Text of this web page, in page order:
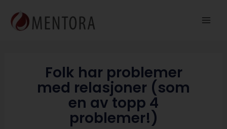
rett
Folk har problemer
med relasjoner (som
en av topp 4
problemer!)